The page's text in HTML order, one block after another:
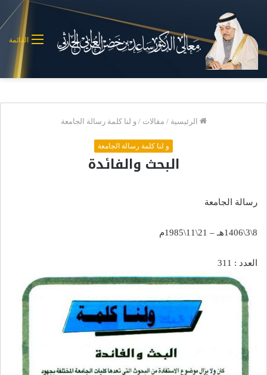
القائمة
الرئيسية / مقالات / و لنا كلمة رسالة الجامعة
و لنا كلمة رسالة الجامعة
البحث والفائدة
رسالة الجامعة
8\3\1406هـ – 21\11\1985م
العدد : 311